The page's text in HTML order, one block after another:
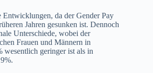
da der Gender Pay
Jahren gesunken ist. Dennoch
Unterschiede, wobei der
Frauen und Männern in
wesentlich geringer ist als in